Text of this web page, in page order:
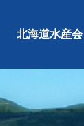
北海道水産会